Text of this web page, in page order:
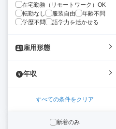
在宅勤務（リモートワーク）OK
転勤なし
服装自由
年齢不問
学歴不問
語学力を活かせる
雇用形態
年収
すべての条件をクリア
新着のみ